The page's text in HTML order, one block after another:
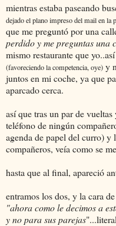
mientras estaba paseando
dejado el plano impreso del mail en la
que me preguntó por una
perdido y me preguntas una
mismo restaurante que
(favoreciendo la competencia, oye) y
juntos en mi coche, ya que
aparcado cerca.
así que tras un par de
teléfono de ningún
agenda de papel del curro) y
compañeros, veía como se
hasta que al final, apareció
entramos los dos, y la cara
"ahora como le decimos a
y no para sus parejas